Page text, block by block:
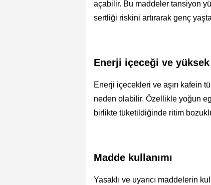
açabilir. Bu maddeler tansiyon
sertliği riskini artırarak genç
Enerji içeceği ve
Enerji içecekleri ve aşırı kafein
neden olabilir. Özellikle yoğun
birlikte tüketildiğinde ritim
Madde kullanımı
Yasaklı ve uyarıcı maddelerin